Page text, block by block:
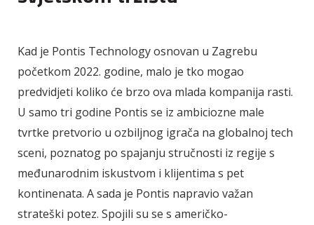
Kad je Pontis Technology osnovan u Zagrebu
početkom 2022. godine, malo je tko mogao
predvidjeti koliko će brzo ova mlada kompanija rasti.
U samo tri godine Pontis se iz ambiciozne male
tvrtke pretvorio u ozbiljnog igrača na globalnoj tech
sceni, poznatog po spajanju stručnosti iz regije s
međunarodnim iskustvom i klijentima s pet
kontinenata. A sada je Pontis napravio važan
strateški potez. Spojili su se s američko-